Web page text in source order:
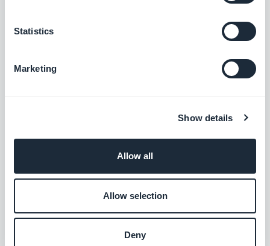
Statistics
Marketing
Show details
Allow all
Allow selection
Deny
marque — typographie, espacements, couleurs —
à l'ensemble de l'app en une seule configuration.
automatiquement. Pour une marque de voyage de
luxe où la présentation est le produit, cela compte
GoodBarber donne à l'équipe éditoriale un vrai